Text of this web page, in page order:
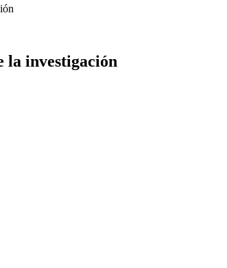
la investigación